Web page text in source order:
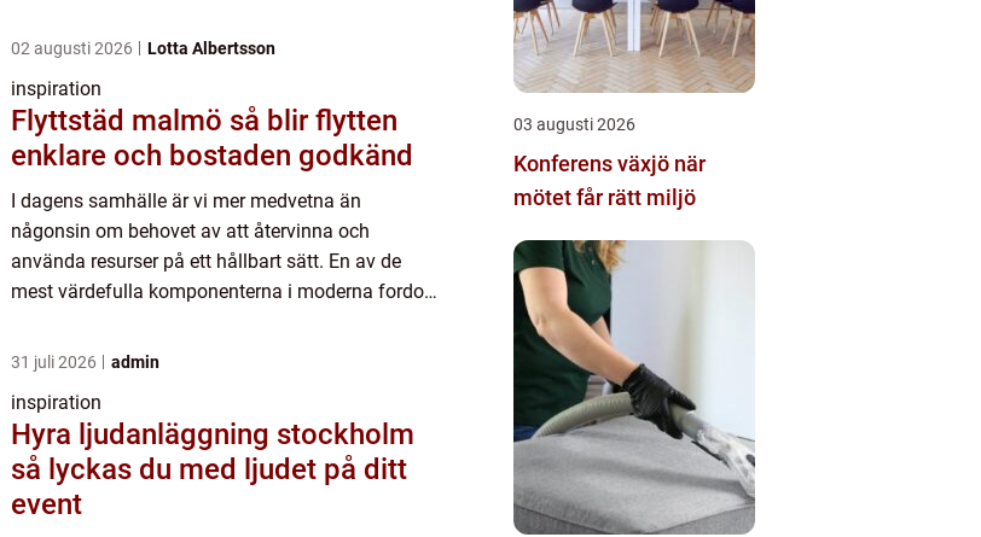
02 augusti 2026 Lotta Albertsson
inspiration
Flyttstäd malmö så blir flytten
enklare och bostaden godkänd
I dagens samhälle är vi mer medvetna än
någonsin om behovet av att återvinna och
använda resurser på ett hållbart sätt. En av de
mest värdefulla komponenterna i moderna fordon
31 juli 2026 admin
inspiration
Hyra ljudanläggning stockholm
så lyckas du med ljudet på ditt
event
03 augusti 2026
Konferens växjö när
mötet får rätt miljö